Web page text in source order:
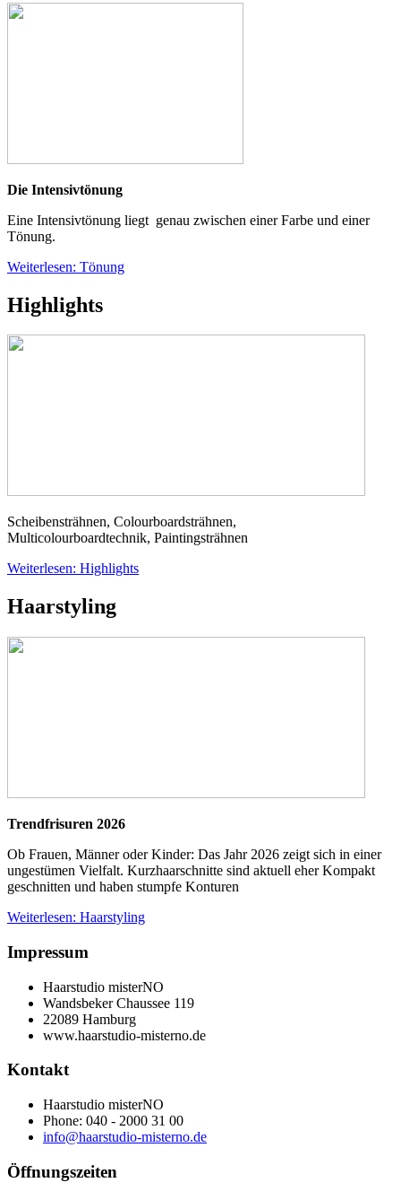
Die Intensivtönung
Eine Intensivtönung liegt genau zwischen einer Farbe und einer
Tönung.
Weiterlesen: Tönung
Highlights
Scheibensträhnen, Colourboardsträhnen,
Multicolourboardtechnik, Paintingsträhnen
Weiterlesen: Highlights
Haarstyling
Trendfrisuren 2026
Ob Frauen, Männer oder Kinder: Das Jahr 2026 zeigt sich in einer
ungestümen Vielfalt. Kurzhaarschnitte sind aktuell eher Kompakt
geschnitten und haben stumpfe Konturen
Weiterlesen: Haarstyling
Impressum
Haarstudio misterNO
Wandsbeker Chaussee 119
22089 Hamburg
www.haarstudio-misterno.de
Kontakt
Haarstudio misterNO
Phone: 040 - 2000 31 00
info@haarstudio-misterno.de
Öffnungszeiten